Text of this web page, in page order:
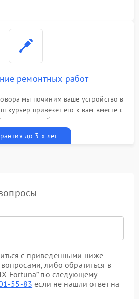
ремонтных работ
мы починим ваше устройство в
курьер привезет его к вам вместе с
талоном бесплатно
до 3-х лет
с приведенными ниже
либо обратиться в
Fortuna” по следующему
55-83 если не нашли ответ на